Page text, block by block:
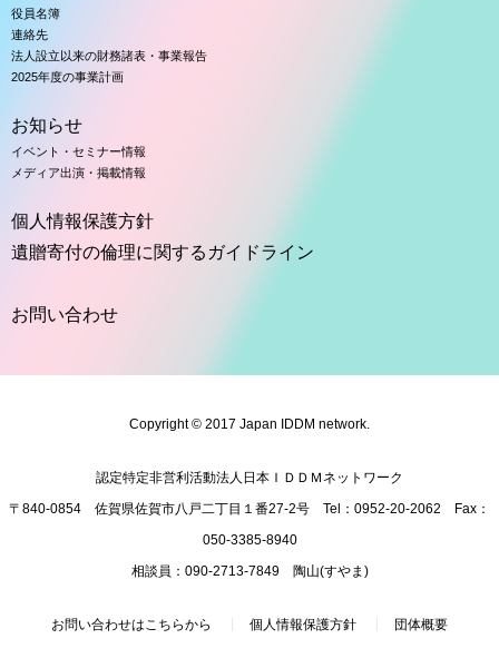
役員名簿
連絡先
法人設立以来の財務諸表・事業報告
2025年度の事業計画
お知らせ
イベント・セミナー情報
メディア出演・掲載情報
個人情報保護方針
遺贈寄付の倫理に関するガイドライン
お問い合わせ
Copyright © 2017 Japan IDDM network.
認定特定非営利活動法人日本ＩＤＤＭネットワーク
〒840-0854 佐賀県佐賀市八戸二丁目１番27-2号 Tel： 0952-20-2062 Fax：
050-3385-8940
相談員： 090-2713-7849 陶山(すやま)
お問い合わせはこちらから 個人情報保護方針 団体概要